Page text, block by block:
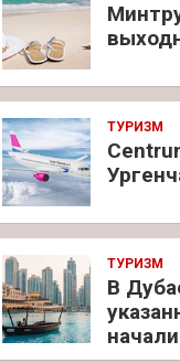
ТУРИЗМ
ТУРИЗМ
В